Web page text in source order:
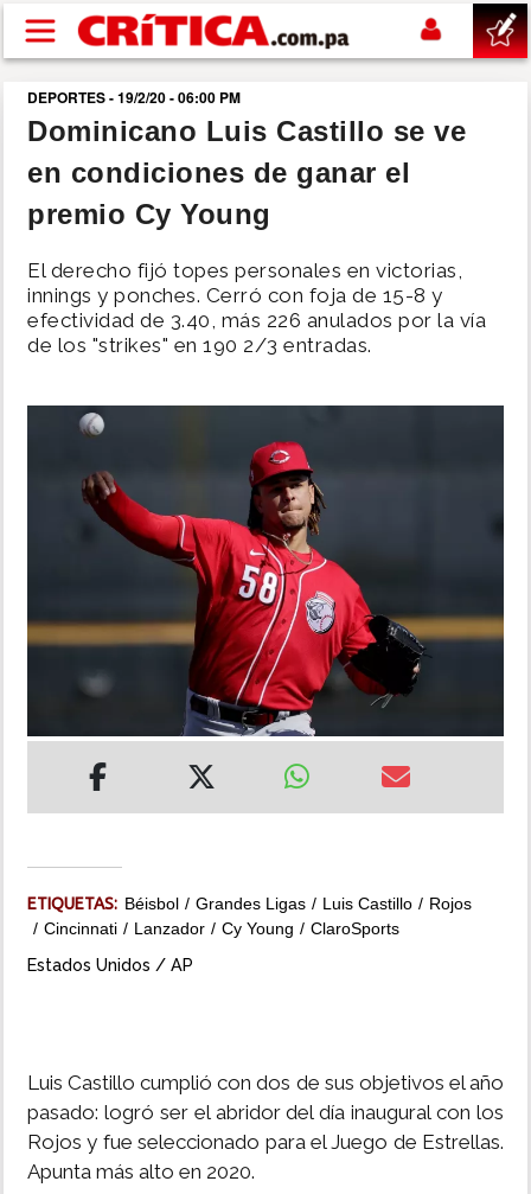
Pasar al contenido principal
buscar
SUCESOS
POLÍTICA
DEPORTES
MULTIMEDIA
DEPORTES - 19/2/20 - 06:00 PM
Dominicano Luis Castillo se ve
en condiciones de ganar el
premio Cy Young
El derecho fijó topes personales en victorias,
innings y ponches. Cerró con foja de 15-8 y
efectividad de 3.40, más 226 anulados por la vía
de los "strikes" en 190 2/3 entradas.
ETIQUETAS: Béisbol Grandes Ligas Luis Castillo
Rojos
Cincinnati
Lanzador Cy Young ClaroSports
Estados Unidos / AP
Luis Castillo cumplió con dos de sus objetivos el año
pasado: logró ser el abridor del día inaugural con los
Rojos y fue seleccionado para el Juego de Estrellas.
Apunta más alto en 2020.